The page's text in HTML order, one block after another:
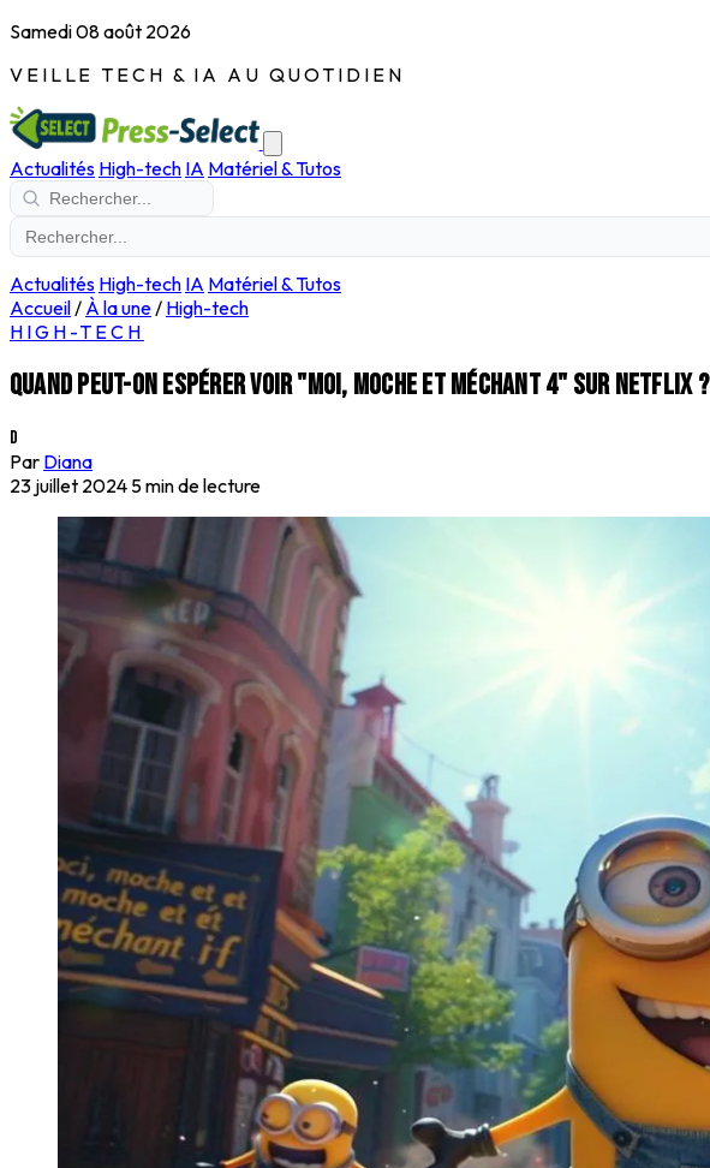
Samedi 08 août 2026
VEILLE TECH & IA AU QUOTIDIEN
Actualités High-tech IA Matériel & Tutos
Actualités High-tech IA Matériel & Tutos
Accueil/ À la une/ High-tech
HIGH-TECH
Quand peut-on espérer voir "Moi, moche et méchant 4" sur Netflix ?
D
Par Diana
23 juillet 2024 5 min de lecture